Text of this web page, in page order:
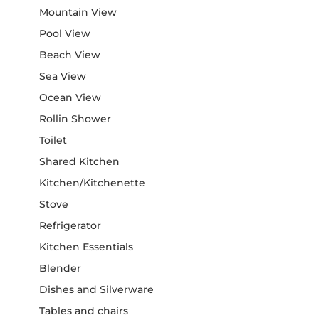
Mountain View
Pool View
Beach View
Sea View
Ocean View
Rollin Shower
Toilet
Shared Kitchen
Kitchen/Kitchenette
Stove
Refrigerator
Kitchen Essentials
Blender
Dishes and Silverware
Tables and chairs